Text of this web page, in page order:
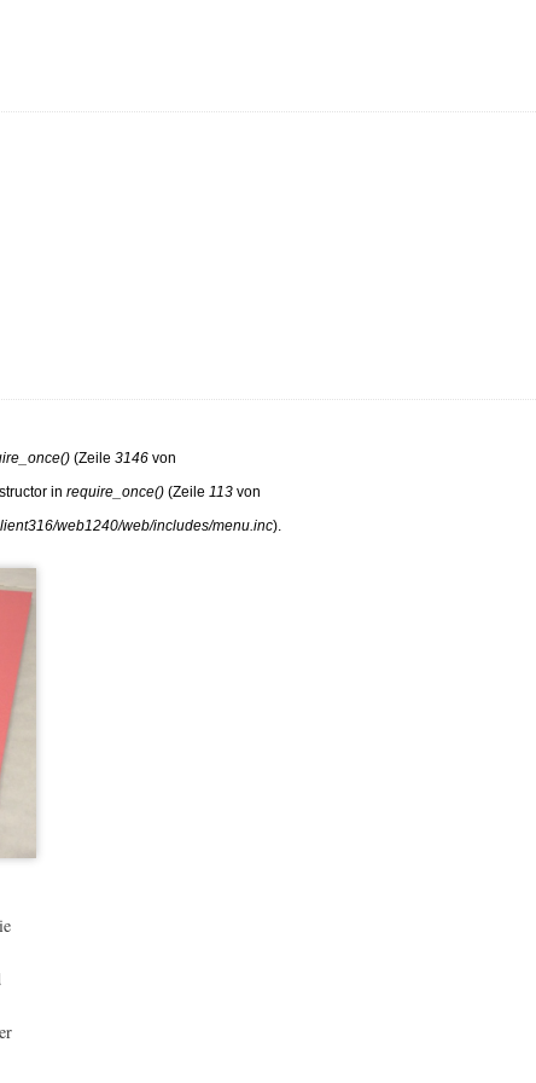
(Zeile 3146 von
in require_once() (Zeile 113 von
web1240/web/includes/menu.inc).